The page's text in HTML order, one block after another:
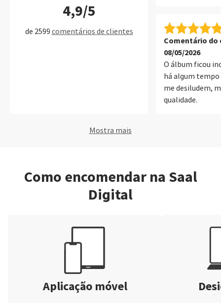
4,9/5
de 2599 comentários de clientes
Comentário do
08/05/2026
O álbum ficou
há algum tempo
me desiludem,
qualidade.
Mostra mais
Como encomendar na Saal
Digital
Aplicação móvel